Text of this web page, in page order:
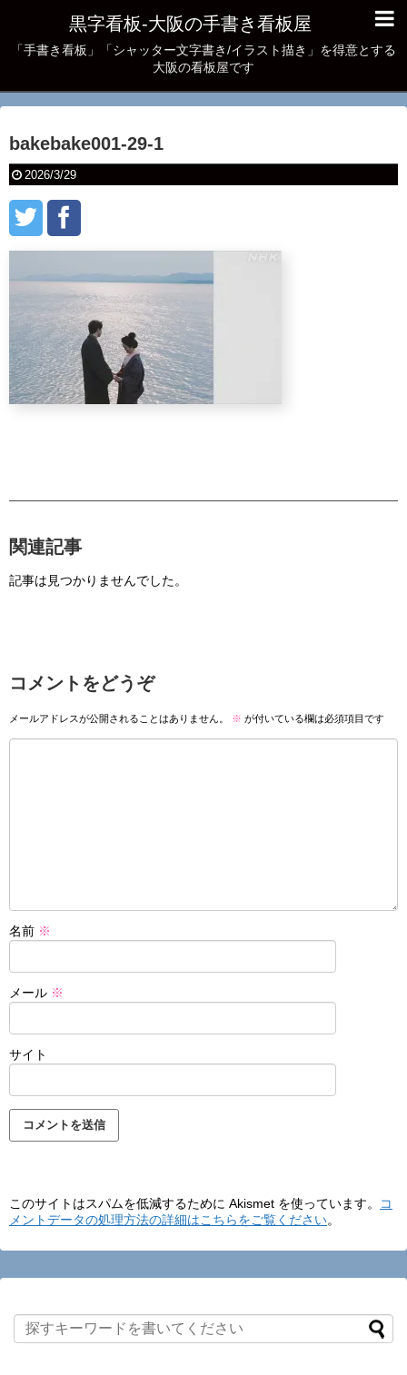
黒字看板‐大阪の手書き看板屋
「手書き看板」「シャッター文字書き/イラスト描き」を得意とする
大阪の看板屋です
bakebake001-29-1
2026/3/29
関連記事
記事は見つかりませんでした。
コメントをどうぞ
メールアドレスが公開されることはありません。 ※ が付いている欄は必須項目です
名前 ※
メール ※
サイト
このサイトはスパムを低減するために Akismet を使っています。
コ
メントデータの処理方法の詳細はこちらをご覧ください。